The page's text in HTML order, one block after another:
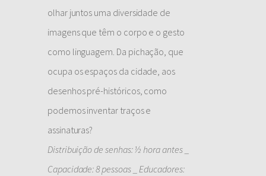
olhar juntos uma diversidade de
imagens que têm o corpo e o gesto
como linguagem. Da pichação, que
ocupa os espaços da cidade, aos
desenhos pré-históricos, como
podemos inventar traços e
assinaturas?
Distribuição de senhas: ½ hora antes _
Capacidade: 8 pessoas _ Educadores: